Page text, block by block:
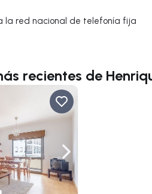
la red nacional de telefonía fija
recientes de
Navegar a la derecha